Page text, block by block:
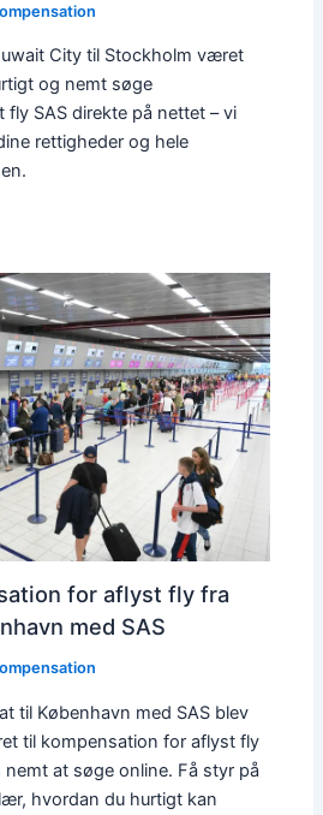
City til Stockholm været
og nemt søge
SAS direkte på nettet – vi
rettigheder og hele
for aflyst fly fra
med SAS
til København med SAS blev
til kompensation for aflyst fly
at søge online. Få styr på
hvordan du hurtigt kan